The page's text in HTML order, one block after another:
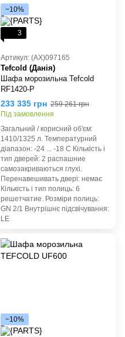
−10%
3
Артикул: (AX)097165
Tefcold (Данія)
Шафа морозильна Tefcold
RF1420-P
233 335 грн 259 261 грн
Під замовлення
Загальний / корисний об'єм:
1410/1325 л. Температурний
діапазон: -24 ... -18 C Кількість і
тип дверей: 2 pаспашние
самозакриваються глухі.
Перенавешивать двері: немає
Кількість і тип полиць: 6
pешетчатие. Розміри полиць:
GN 2/1 Внутрішнє підсвічування:
LE
−10%